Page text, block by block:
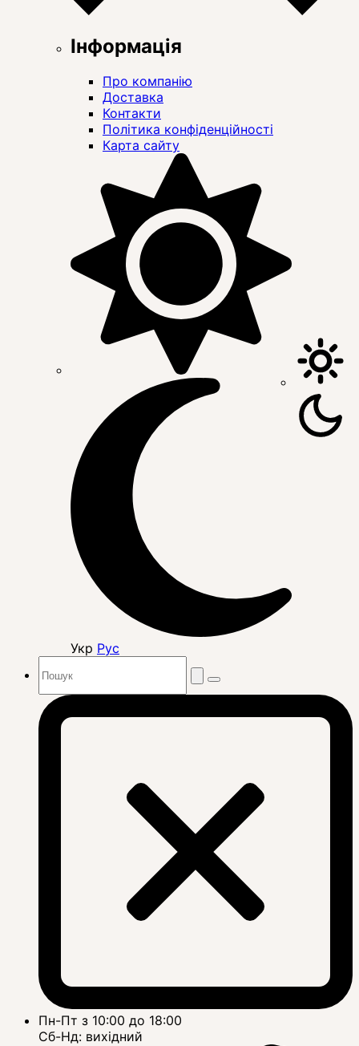
Інформація
Про компанію
Доставка
Контакти
Політика конфіденційності
Карта сайту
Укр Рус
Пн-Пт з 10:00 до 18:00
Сб-Нд: вихідний